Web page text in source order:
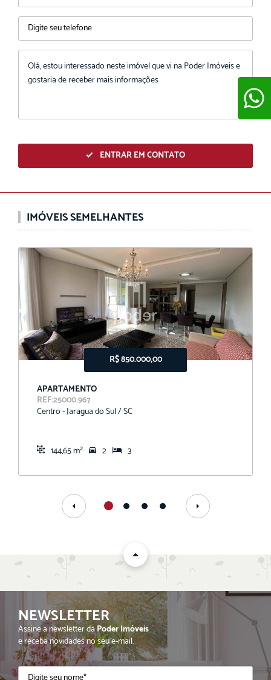
ENTRAR EM CONTATO
IMÓVEIS SEMELHANTES
R$ 850.000,00
APARTAMENTO
REF:25000.967
Centro - Jaragua do Sul / SC
144,65 m² 2 3
NEWSLETTER
Assine a newsletter daPoder Imóveis
e receba novidades no seu e-mail.